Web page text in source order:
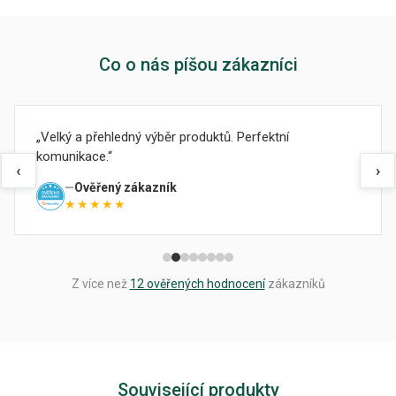
Co o nás píšou zákazníci
‹
Velký a přehledný výběr produktů. Perfektní
komunikace.
Ověřený zákazník
★★★★★
›
Z více než 12 ověřených hodnocenízákazníků
Související produkty